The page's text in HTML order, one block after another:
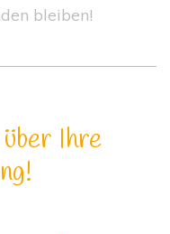
bleiben!
Ihre